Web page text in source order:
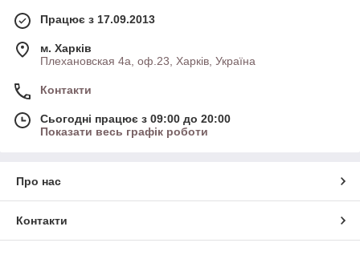
Працює з 17.09.2013
м. Харків
Плехановская 4а, оф.23, Харків, Україна
Контакти
Сьогодні працює з 09:00 до 20:00
Показати весь графік роботи
Про нас
Контакти